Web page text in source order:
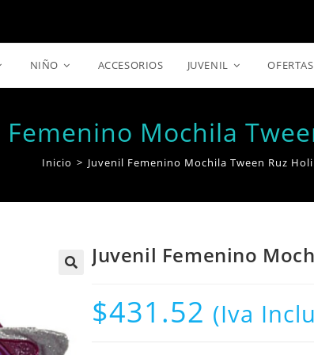
NIÑO ACCESORIOS JUVENIL OFERTAS
Femenino Mochila
Inicio > Juvenil Femenino Mochila Tween Ruz Holi
Juvenil Femenino
$431.52 (Iva